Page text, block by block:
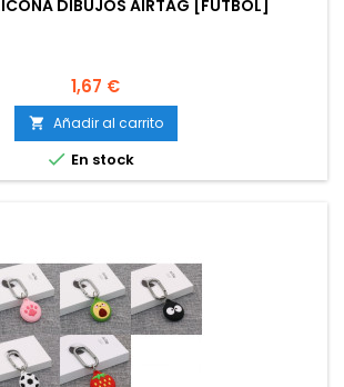
DIBUJOS AIRTAG [FÚTBOL]
Precio
1,67 €
 Añadir al carrito
 En stock